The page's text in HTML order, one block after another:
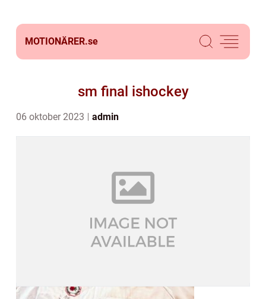
MOTIONÄRER.se
sm final ishockey
06 oktober 2023 admin